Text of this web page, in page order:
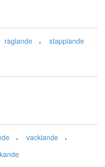
raglande , stapplande
, vacklande ,